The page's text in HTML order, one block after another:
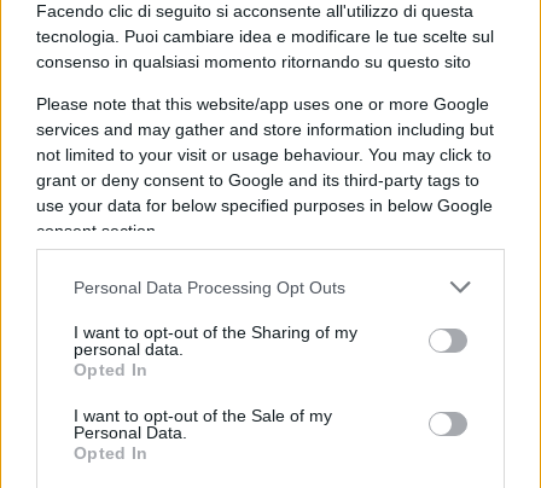
Facendo clic di seguito si acconsente all'utilizzo di questa
tecnologia. Puoi cambiare idea e modificare le tue scelte sul
consenso in qualsiasi momento ritornando su questo sito
Please note that this website/app uses one or more Google
services and may gather and store information including but
not limited to your visit or usage behaviour. You may click to
grant or deny consent to Google and its third-party tags to
use your data for below specified purposes in below Google
consent section.
Personal Data Processing Opt Outs
I want to opt-out of the Sharing of my
personal data.
Opted In
I want to opt-out of the Sale of my
Personal Data.
Opted In
di
Enrico Foscarini
19 Maggio 2026, 8:20
4.4k
OpenAI lancia la super app di
ChatGPT